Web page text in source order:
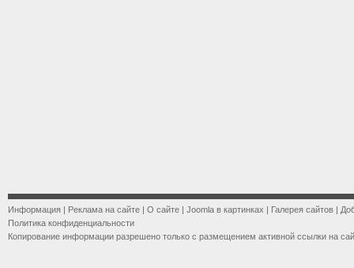
Информация | Реклама на сайте | О сайте | Joomla в картинках | Галерея сайтов |
Политика конфиденциальности
Копирование информации разрешено только с размещением активной ссылки на